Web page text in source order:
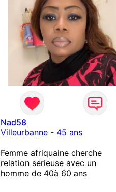
Nad58
Villeurbanne- 45 ans
Femme afriquaine cherche
relation serieuse avec un
homme de 40à 60 ans